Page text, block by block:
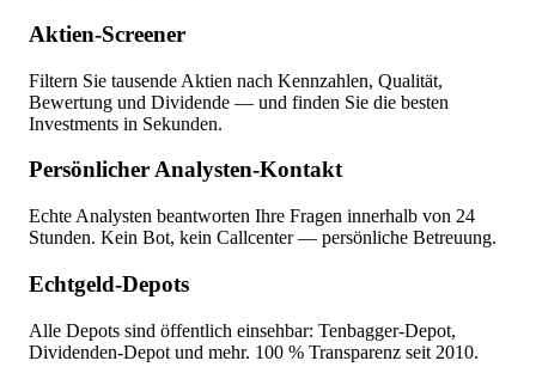
Aktien-Screener
Filtern Sie tausende Aktien nach Kennzahlen, Qualität,
Bewertung und Dividende — und finden Sie die besten
Investments in Sekunden.
Persönlicher Analysten-Kontakt
Echte Analysten beantworten Ihre Fragen innerhalb von 24
Stunden. Kein Bot, kein Callcenter — persönliche Betreuung.
Echtgeld-Depots
Alle Depots sind öffentlich einsehbar: Tenbagger-Depot,
Dividenden-Depot und mehr. 100 % Transparenz seit 2010.